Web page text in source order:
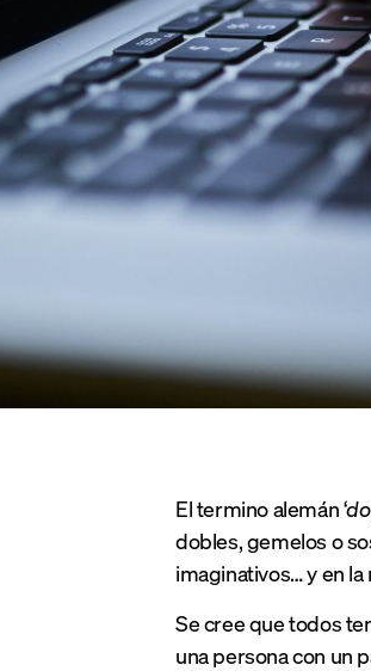
El termino alemán ‘
dobles, gemelos o
imaginativos… y en
Se cree que todos
una persona con un